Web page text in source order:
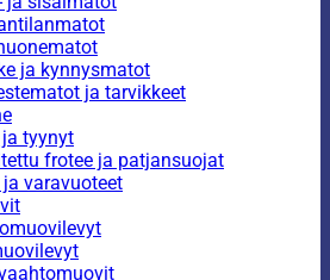
ja kynnysmatot
ja tarvikkeet
tyynyt
frotee ja patjansuojat
varavuoteet